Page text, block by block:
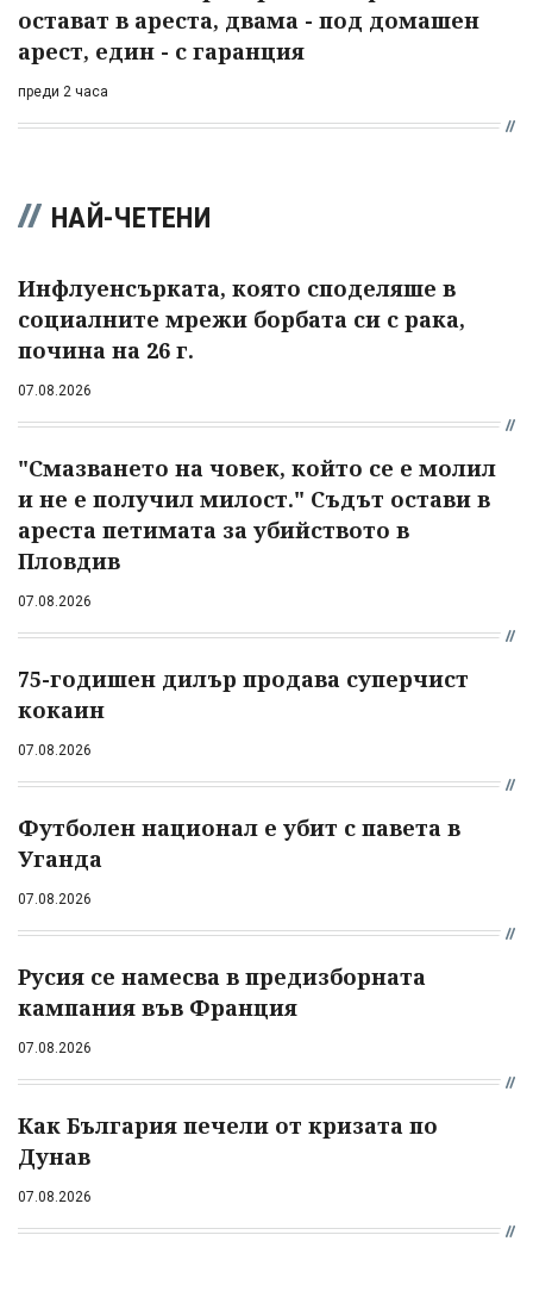
остават в ареста, двама - под домашен
арест, един - с гаранция
преди 2 часа
НАЙ-ЧЕТЕНИ
Инфлуенсърката, която споделяше в
социалните мрежи борбата си с рака,
почина на 26 г.
07.08.2026
"Смазването на човек, който се е молил
и не е получил милост." Съдът остави в
ареста петимата за убийството в
Пловдив
07.08.2026
75-годишен дилър продава суперчист
кокаин
07.08.2026
Футболен национал е убит с павета в
Уганда
07.08.2026
Русия се намесва в предизборната
кампания във Франция
07.08.2026
Как България печели от кризата по
Дунав
07.08.2026